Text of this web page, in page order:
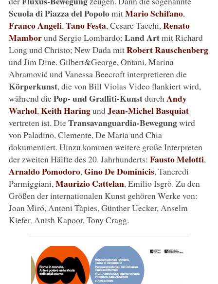
Scuola di Piazza del PopolomitMario Schifano,
Franco Angeli, Tano Festa, Cesare Tacchi, Renato
Mamborund Sergio Lombardo; Land Artmit Richard
Long und Christo; New Dada mitRobert Rauschenberg
und Jim Dine. Gilbert&George, Ontani, Marina
Abramović und Vanessa Beecroft interpretieren die
Körperkunst, die von Bill Violas Video flankiert wird,
während diePop- und Graffiti-Kunstdurch Andy
Warhol, Keith HaringundJean-Michel Basquiat
vertreten ist. DieTransavanguardia-Bewegungwird
von Paladino, Clemente, De Maria und Chia
dokumentiert. Hinzu kommen weitere große Interpreten
der zweiten Hälfte des 20. Jahrhunderts: Fausto Melotti,
Arnaldo Pomodoro, Gino De Dominicis, Tancredi
Parmiggiani, Maurizio Cattelan, Emilio Isgrò. Zu den
Größen der internationalen Kunst gehören Werke von:
Joan Miró, Antoni Tàpies, Günther Uecker, Anselm
Kiefer, Anish Kapoor, Tony Cragg.